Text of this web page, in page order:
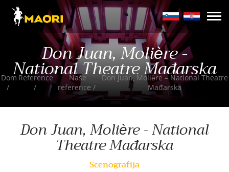
Don Juan, Molière -
National Theatre Mađarska
Dom Reference
Naše
reference
Don Juan, Molière – National Theatre
Mađarska
Don Juan, Molière - National
Theatre Mađarska
Scenografija